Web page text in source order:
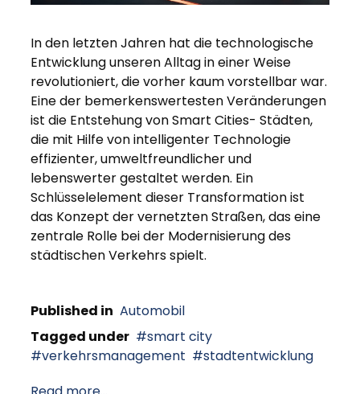
In den letzten Jahren hat die technologische
Entwicklung unseren Alltag in einer Weise
revolutioniert, die vorher kaum vorstellbar war.
Eine der bemerkenswertesten Veränderungen
ist die Entstehung von Smart Cities- Städten,
die mit Hilfe von intelligenter Technologie
effizienter, umweltfreundlicher und
lebenswerter gestaltet werden. Ein
Schlüsselelement dieser Transformation ist
das Konzept der vernetzten Straßen, das eine
zentrale Rolle bei der Modernisierung des
städtischen Verkehrs spielt.
Published in Automobil
Tagged under
smart city
verkehrsmanagement
stadtentwicklung